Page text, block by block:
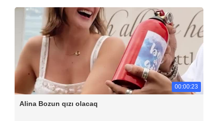
00:00:23
Alina Bozun qızı olacaq